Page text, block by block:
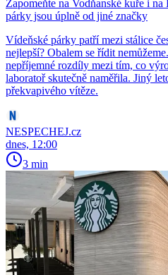
Zapomeňte na Vodňanské kuře i
párky jsou úplně od jiné značky
Vídeňské párky patří mezi stálice
nejlepší? Obalem se řídit
nepříjemné rozdíly mezi tím, co
laboratoř skutečně naměřila. Jiný
překvapivého vítěze.
NESPECHEJ.cz
dnes, 12:00
3 min